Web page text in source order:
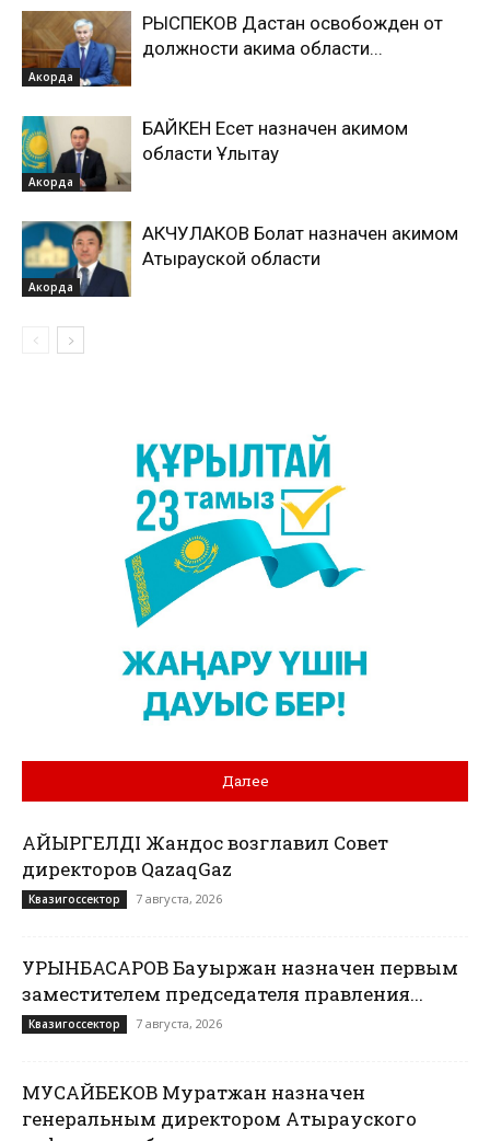
Акорда
РЫСПЕКОВ Дастан освобожден от
должности акима области...
Акорда
БАЙКЕН Есет назначен акимом
области Ұлытау
Акорда
АКЧУЛАКОВ Болат назначен акимом
Атырауской области
Далее
ҚАЙЫРГЕЛДІ Жандос возглавил Совет
директоров QazaqGaz
Квазигоссектор 7 августа, 2026
УРЫНБАСАРОВ Бауыржан назначен первым
заместителем председателя правления...
Квазигоссектор 7 августа, 2026
МУСАЙБЕКОВ Муратжан назначен
генеральным директором Атырауского